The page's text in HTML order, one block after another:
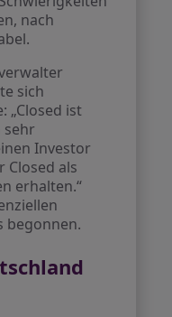
nach
sich
„Closed ist
sehr
Investor
Closed als
erhalten.“
begonnen.